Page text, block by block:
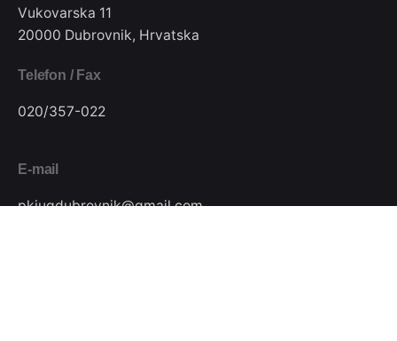
Vukovarska 11
20000 Dubrovnik, Hrvatska
Telefon / Fax
020/357-022
E-mail
pkjugdubrovnik@gmail.com